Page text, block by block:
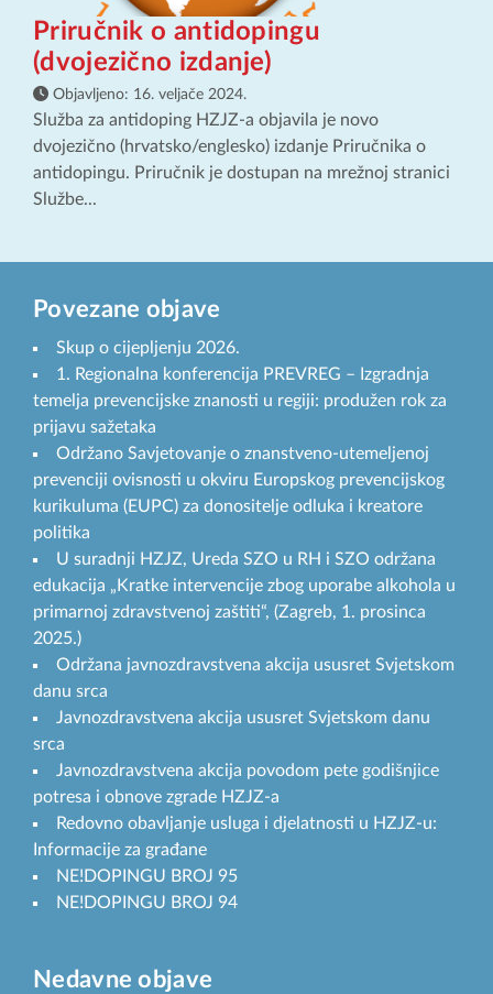
Priručnik o antidopingu
(dvojezično izdanje)
Objavljeno: 16. veljače 2024.
Služba za antidoping HZJZ-a objavila je novo
dvojezično (hrvatsko/englesko) izdanje Priručnika o
antidopingu. Priručnik je dostupan na mrežnoj stranici
Službe...
Povezane objave
Skup o cijepljenju 2026.
1. Regionalna konferencija PREVREG – Izgradnja
temelja prevencijske znanosti u regiji: produžen rok za
prijavu sažetaka
Održano Savjetovanje o znanstveno-utemeljenoj
prevenciji ovisnosti u okviru Europskog prevencijskog
kurikuluma (EUPC) za donositelje odluka i kreatore
politika
U suradnji HZJZ, Ureda SZO u RH i SZO održana
edukacija „Kratke intervencije zbog uporabe alkohola u
primarnoj zdravstvenoj zaštiti“, (Zagreb, 1. prosinca
2025.)
Održana javnozdravstvena akcija ususret Svjetskom
danu srca
Javnozdravstvena akcija ususret Svjetskom danu
srca
Javnozdravstvena akcija povodom pete godišnjice
potresa i obnove zgrade HZJZ-a
Redovno obavljanje usluga i djelatnosti u HZJZ-u:
Informacije za građane
NE!DOPINGU BROJ 95
NE!DOPINGU BROJ 94
Nedavne objave